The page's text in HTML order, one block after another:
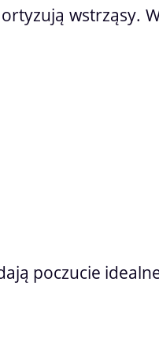
wstrząsy.
poczucie